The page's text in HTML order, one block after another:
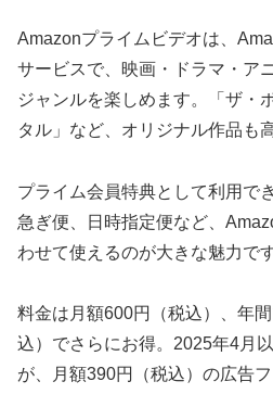
Amazonプライムビデオは、
サービスで、映画・ドラマ・ア
ジャンルを楽しめます。「ザ・
タル」など、オリジナル作品も
プライム会員特典として利用で
急ぎ便、日時指定便など、
わせて使えるのが大きな魅力です
料金は月額600円（税込）、年
込）でさらにお得。2025年4月
が、月額390円（税込）の広告